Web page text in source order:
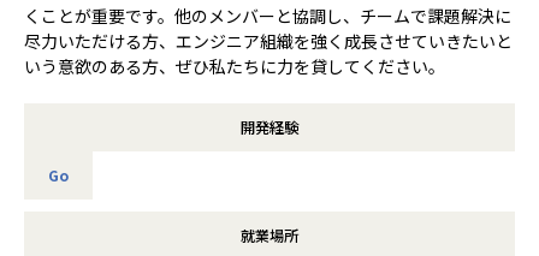
くことが重要です。他のメンバーと協調し、チームで課題解決に
尽力いただける方、エンジニア組織を強く成長させていきたいと
いう意欲のある方、ぜひ私たちに力を貸してください。
開発経験
Go
就業場所